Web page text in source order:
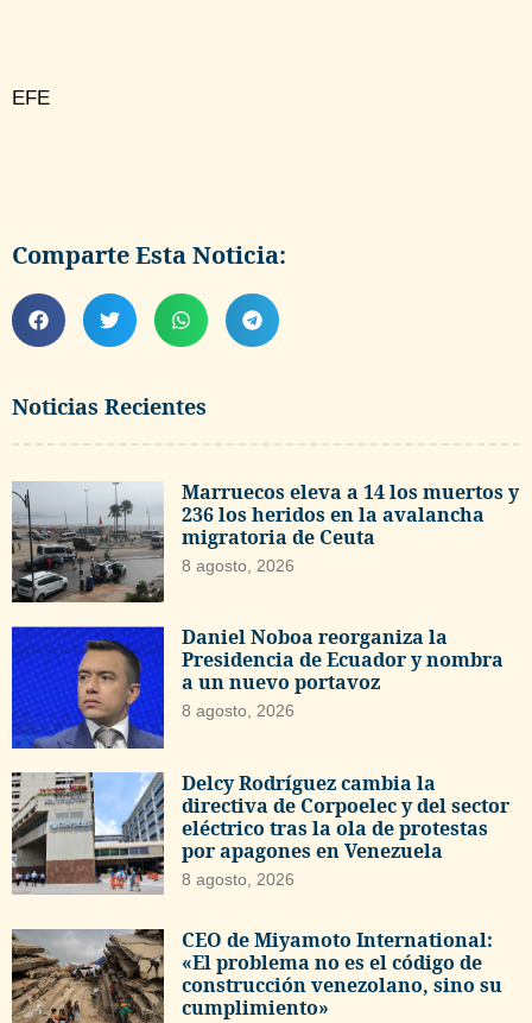
Noticias Recientes
Marruecos eleva a 14 los muertos y
236 los heridos en la avalancha
migratoria de Ceuta
8 agosto, 2026
Daniel Noboa reorganiza la
Presidencia de Ecuador y nombra
a un nuevo portavoz
8 agosto, 2026
Delcy Rodríguez cambia la
directiva de Corpoelec y del sector
eléctrico tras la ola de protestas
por apagones en Venezuela
8 agosto, 2026
CEO de Miyamoto International:
«El problema no es el código de
construcción venezolano, sino su
cumplimiento»
EFE
Comparte Esta Noticia: